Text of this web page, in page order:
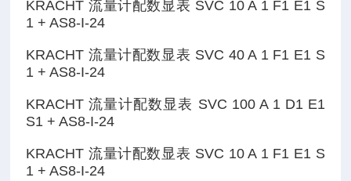
KRACHT 流量计配数显表 SVC 10 A 1 F1 E1 S
1 + AS8-I-24
KRACHT 流量计配数显表 SVC 40 A 1 F1 E1 S
1 + AS8-I-24
KRACHT 流量计配数显表 SVC 100 A 1 D1 E1
S1 + AS8-I-24
KRACHT 流量计配数显表 SVC 10 A 1 F1 E1 S
1 + AS8-I-24